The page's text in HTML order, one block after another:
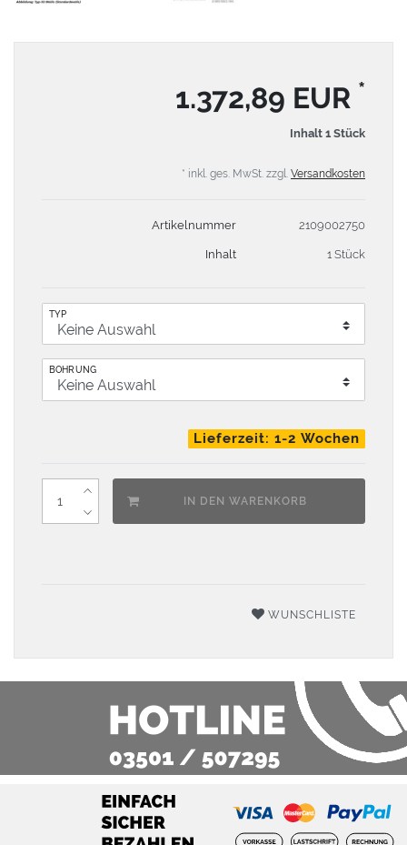
1.372,89 EUR *
Inhalt 1 Stück
* inkl. ges. MwSt. zzgl. Versandkosten
Artikelnummer 2109002750
Inhalt 1 Stück
TYP
BOHRUNG
Lieferzeit: 1-2 Wochen
IN DEN WARENKORB
WUNSCHLISTE